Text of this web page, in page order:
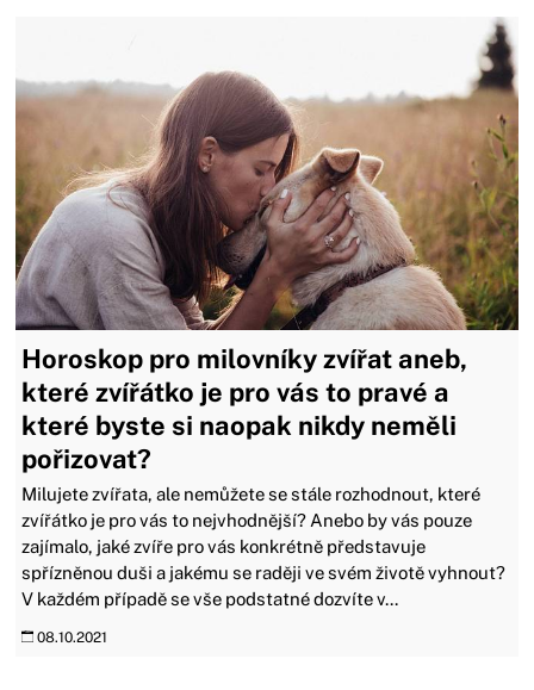
Horoskop pro milovníky zvířat aneb,
které zvířátko je pro vás to pravé a
které byste si naopak nikdy neměli
pořizovat?
Milujete zvířata, ale nemůžete se stále rozhodnout, které
zvířátko je pro vás to nejvhodnější? Anebo by vás pouze
zajímalo, jaké zvíře pro vás konkrétně představuje
spřízněnou duši a jakému se raději ve svém životě vyhnout?
V každém případě se vše podstatné dozvíte v...
08.10.2021